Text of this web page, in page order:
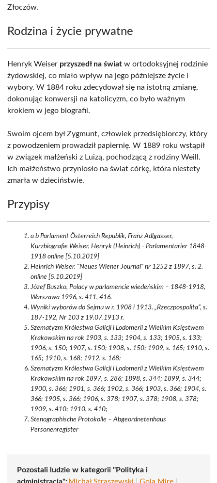
Złoczów.
Rodzina i życie prywatne
Henryk Weiser przyszedł na świat w ortodoksyjnej rodzinie
żydowskiej, co miało wpływ na jego późniejsze życie i
wybory. W 1884 roku zdecydował się na istotną zmianę,
dokonując konwersji na katolicyzm, co było ważnym
krokiem w jego biografii.
Swoim ojcem był Zygmunt, człowiek przedsiębiorczy, który
z powodzeniem prowadził papiernię. W 1889 roku wstąpił
w związek małżeński z Luizą, pochodzącą z rodziny Weill.
Ich małżeństwo przyniosło na świat córkę, która niestety
zmarła w dzieciństwie.
Przypisy
a b Parlament Österreich Republik, Franz Adlgasser,
Kurzbiografie Weiser, Henryk (Heinrich) - Parlamentarier 1848-
1918 online [5.10.2019]
Heinrich Weiser. "Neues Wiener Journal" nr 1252 z 1897, s. 2.
online [5.10.2019]
Józef Buszko, Polacy w parlamencie wiedeńskim – 1848-1918,
Warszawa 1996, s. 411, 416.
Wyniki wyborów do Sejmu w r. 1908 i 1913. „Rzeczpospolita”, s.
187-192, Nr 103 z 19.07.1913 r.
Szematyzm Królestwa Galicji i Lodomerii z Wielkim Księstwem
Krakowskim na rok 1903, s. 133; 1904, s. 133; 1905, s. 133;
1906, s. 150; 1907, s. 150; 1908, s. 150; 1909, s. 165; 1910, s.
165; 1910, s. 168; 1912, s. 168;
Szematyzm Królestwa Galicji i Lodomerii z Wielkim Księstwem
Krakowskim na rok 1897, s. 286; 1898, s. 344; 1899, s. 344;
1900, s. 366; 1901, s. 366; 1902, s. 366; 1903, s. 366; 1904, s.
366; 1905, s. 366; 1906, s. 378; 1907, s. 378; 1908, s. 378;
1909, s. 410; 1910, s. 410;
Stenographische Protokolle – Abgeordnetenhaus
Personenregister
Pozostali ludzie w kategorii "Polityka i